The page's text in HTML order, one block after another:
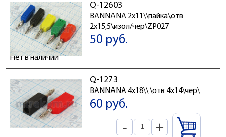
Q-12603
BANNANA 2x11\\пайка\отв
2x15,5\изол/чер\ZP027
50 руб.
Нет в наличии
Q-1273
BANNANA 4x18\\ \отв 4x14\чер\
60 руб.
- +